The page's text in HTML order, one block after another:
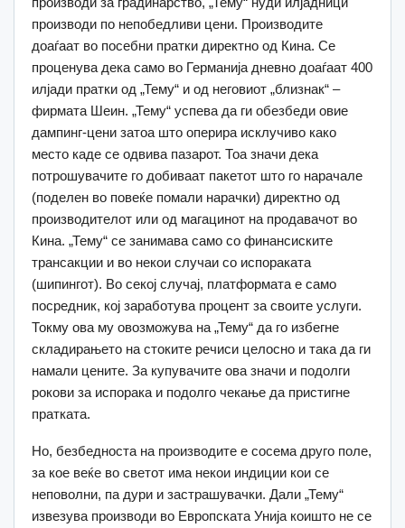
производи по непобедливи цени. Производите
доаѓаат во посебни пратки директно од Кина. Се
проценува дека само во Германија дневно доаѓаат 400
илјади пратки од „Тему“ и од неговиот „близнак“ –
фирмата Шеин. „Тему“ успева да ги обезбеди овие
дампинг-цени затоа што оперира исклучиво како
место каде се одвива пазарот. Тоа значи дека
потрошувачите го добиваат пакетот што го нарачале
(поделен во повеќе помали нарачки) директно од
производителот или од магацинот на продавачот во
Кина. „Тему“ се занимава само со финансиските
трансакции и во некои случаи со испораката
(шипингот). Во секој случај, платформата е само
посредник, кој заработува процент за своите услуги.
Токму ова му овозможува на „Тему“ да го избегне
складирањето на стоките речиси целосно и така да ги
намали цените. За купувачите ова значи и подолги
рокови за испорака и подолго чекање да пристигне
пратката.
Но, безбедноста на производите е сосема друго поле,
за кое веќе во светот има некои индиции кои се
неповолни, па дури и застрашувачки. Дали „Тему“
извезува производи во Европската Унија коишто не се